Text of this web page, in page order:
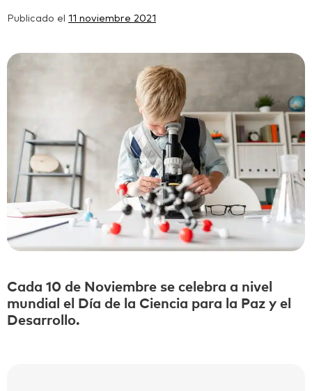
Publicado el 11 noviembre 2021
Cada 10 de Noviembre se celebra a nivel
mundial el Día de la Ciencia para la Paz y el
Desarrollo.